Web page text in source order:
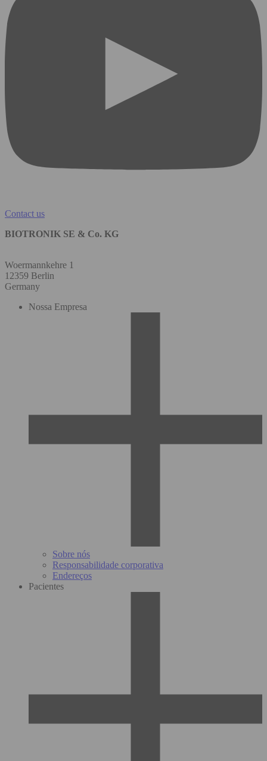
Contact us
BIOTRONIK SE & Co. KG
Woermannkehre 1
12359 Berlin
Germany
Nossa Empresa
Sobre nós
Responsabilidade corporativa
Endereços
Pacientes